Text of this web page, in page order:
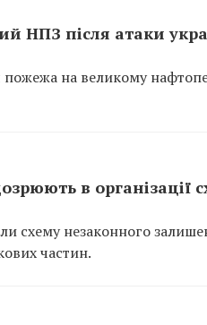
НПЗ після атаки
пожежа на великому
в організації
схему незаконного
частин.